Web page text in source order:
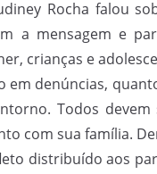
Rocha falou
a mensagem e
crianças e
em denúncias,
Todos
com sua família.
distribuído aos